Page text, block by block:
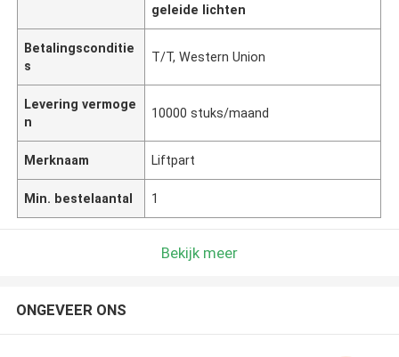
geleide lichten
Betalingsconditie
s
T/T, Western Union
Levering vermoge
n
10000 stuks/maand
Merknaam Liftpart
Min. bestelaantal 1
Bekijk meer
ONGEVEER ONS